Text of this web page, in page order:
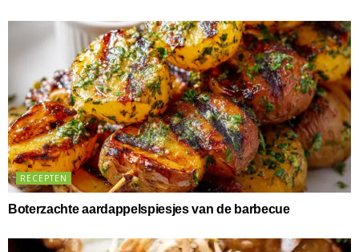
RECEPTEN
Boterzachte aardappelspiesjes van de barbecue